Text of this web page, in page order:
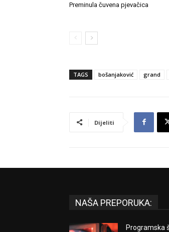
Preminula čuvena pjevačica
TAGS bošanjaković grand
Dijeliti
NAŠA PREPORUKA:
Programska